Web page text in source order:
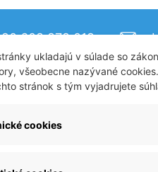
608 879 019
modely
ukladajú v súlade so
všeobecne nazývané cookies.
stránok s tým vyjadrujete
cookies